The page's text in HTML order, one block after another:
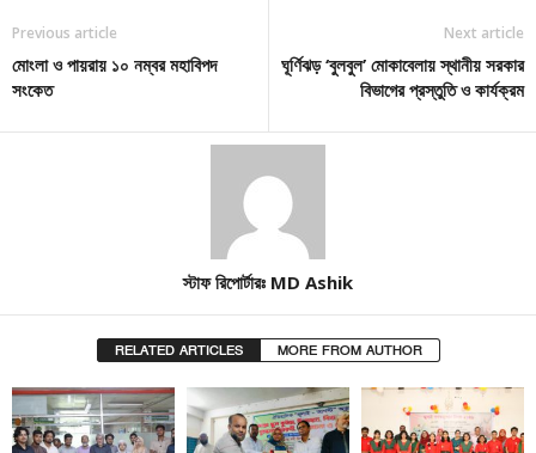
Previous article
মোংলা ও পায়রায় ১০ নম্বর মহাবিপদ
সংকেত
Next article
ঘূর্ণিঝড় ‘বুলবুল’ মোকাবেলায় স্থানীয় সরকার
বিভাগের প্রস্তুতি ও কার্যক্রম
স্টাফ রিপোর্টারঃ MD Ashik
RELATED ARTICLES MORE FROM AUTHOR